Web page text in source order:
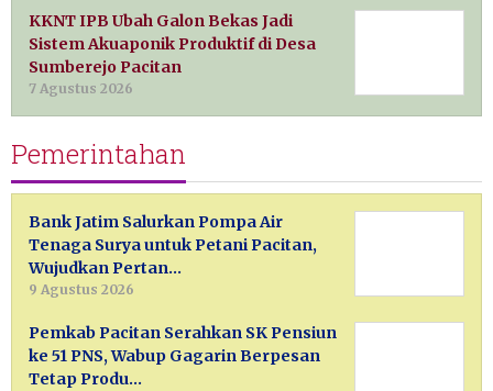
KKNT IPB Ubah Galon Bekas Jadi
Sistem Akuaponik Produktif di Desa
Sumberejo Pacitan
7 Agustus 2026
Pemerintahan
Bank Jatim Salurkan Pompa Air
Tenaga Surya untuk Petani Pacitan,
Wujudkan Pertan…
9 Agustus 2026
Pemkab Pacitan Serahkan SK Pensiun
ke 51 PNS, Wabup Gagarin Berpesan
Tetap Produ…